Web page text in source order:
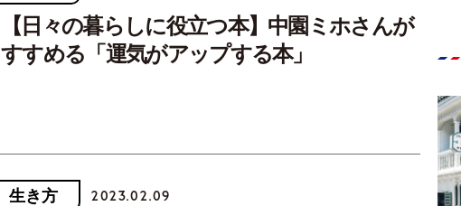
【日々の暮らしに役立つ本】中園ミホさんが
すすめる「運気がアップする本」
生き方 2023.02.09